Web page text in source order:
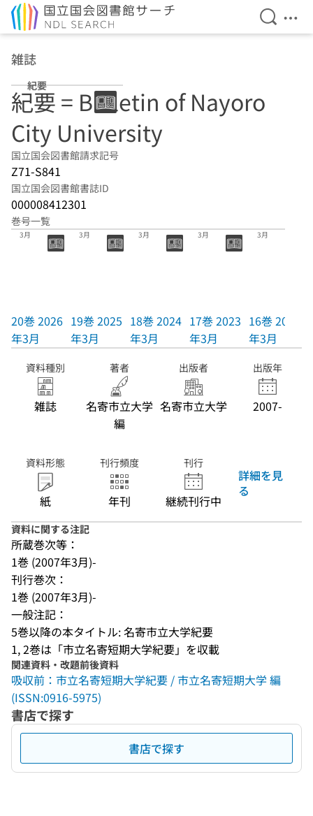
検索を
メ
雑誌
紀要
紀要 = Bulletin of Nayoro
City University
国立国会図書館請求記号
Z71-S841
国立国会図書館書誌ID
000008412301
巻号一覧
20巻 2026年
3月
20巻 2026
年3月
3月
19巻 2025
年3月
3月
18巻 2024
年3月
3月
17巻 2023
年3月
3月
16巻 2022
年3月
資料種別
雑誌
著者
名寄市立大学
編
出版者
名寄市立大学
出版年
2007-
資料形態
紙
刊行頻度
年刊
刊行
継続刊行中
詳細を見
る
資料に関する注記
所蔵巻次等：
1巻 (2007年3月)-
刊行巻次：
1巻 (2007年3月)-
一般注記：
5巻以降の本タイトル: 名寄市立大学紀要
1, 2巻は「市立名寄短期大学紀要」を収載
関連資料・改題前後資料
吸収前：市立名寄短期大学紀要 / 市立名寄短期大学 編
(ISSN:0916-5975)
書店で探す
書店で探す